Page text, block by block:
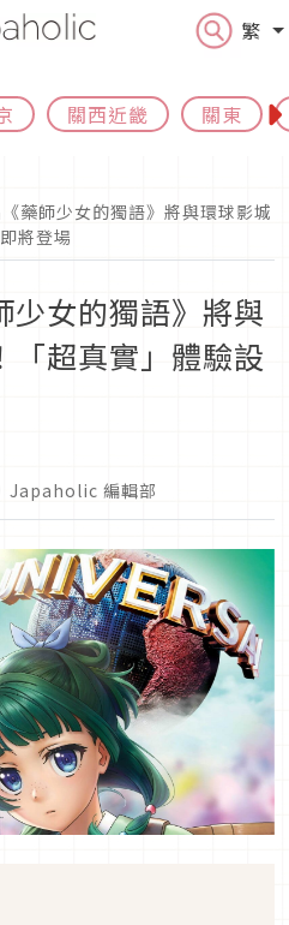
繁
關西近畿 關東
藥師少女的獨語》將與環球影城
將登場
少女的獨語》將與
「超真實」體驗設
Japaholic 編輯部